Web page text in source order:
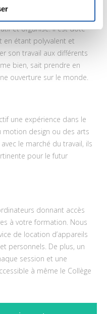
la photographie, de
et organisé. Il est doté
en étant polyvalent et
son travail aux différents
bien, sait prendre en
ouverture sur le monde.
une expérience dans le
motion design ou des arts
le marché du travail, ils
pour le futur
donnant accès
à votre formation. Nous
de location d’appareils
personnels. De plus, un
session et une
à même le Collège